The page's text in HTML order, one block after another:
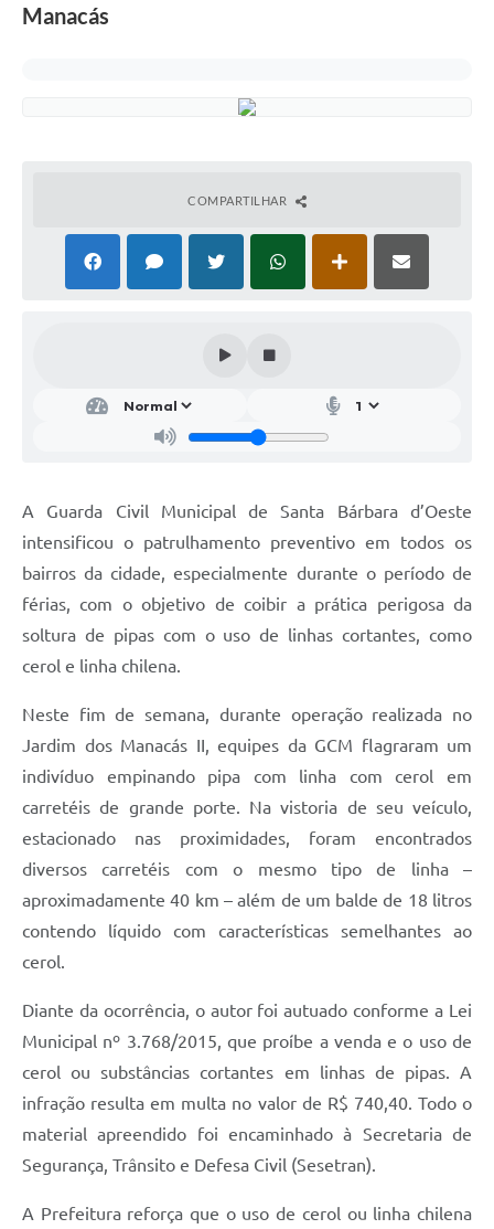
Covid-19
Certidão Negativa de Empresa
Lei Aldir Blanc
Principal
Galeria de Fotos
Notícias
Galeria de Vídeos
Legislação
Links
Enquete
Jornal
Contato
Plano Municipal de Segurança Pública
Plano de Contratações Anuais
Manacás
COMPARTILHAR
A Guarda Civil Municipal de Santa Bárbara d’Oeste
intensificou o patrulhamento preventivo em todos os
bairros da cidade, especialmente durante o período de
férias, com o objetivo de coibir a prática perigosa da
soltura de pipas com o uso de linhas cortantes, como
cerol e linha chilena.
Neste fim de semana, durante operação realizada no
Jardim dos Manacás II, equipes da GCM flagraram um
indivíduo empinando pipa com linha com cerol em
carretéis de grande porte. Na vistoria de seu veículo,
estacionado nas proximidades, foram encontrados
diversos carretéis com o mesmo tipo de linha –
aproximadamente 40 km – além de um balde de 18 litros
contendo líquido com características semelhantes ao
cerol.
Diante da ocorrência, o autor foi autuado conforme a Lei
Municipal nº 3.768/2015, que proíbe a venda e o uso de
cerol ou substâncias cortantes em linhas de pipas. A
infração resulta em multa no valor de R$ 740,40. Todo o
material apreendido foi encaminhado à Secretaria de
Segurança, Trânsito e Defesa Civil (Sesetran).
A Prefeitura reforça que o uso de cerol ou linha chilena